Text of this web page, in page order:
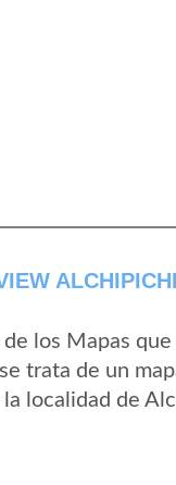
los Mapas
trata de un
localidad de